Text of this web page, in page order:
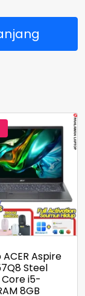
Aspire
Steel
i5-
8GB